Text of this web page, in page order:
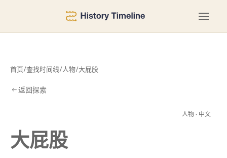
首页/查找时间线/人物/大屁股
返回探索
人物 · 中文
大屁股